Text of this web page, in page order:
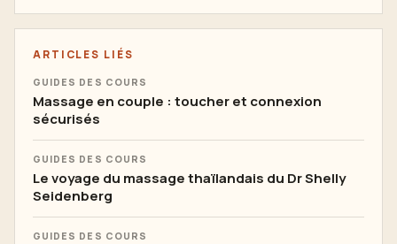
ARTICLES LIÉS
GUIDES DES COURS
Massage en couple : toucher et connexion
sécurisés
GUIDES DES COURS
Le voyage du massage thaïlandais du Dr Shelly
Seidenberg
GUIDES DES COURS